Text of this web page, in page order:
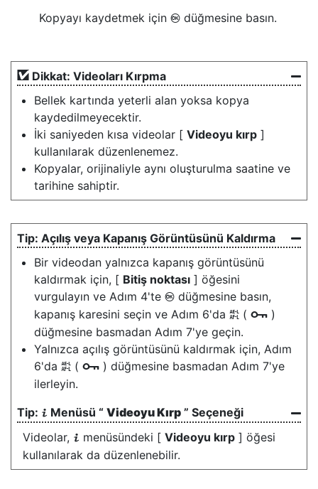
Kopyayı kaydetmek için J düğmesine basın.
Dikkat: Videoları Kırpma
Bellek kartında yeterli alan yoksa kopya
kaydedilmeyecektir.
İki saniyeden kısa videolar [ Videoyu kırp ]
kullanılarak düzenlenemez.
Kopyalar, orijinaliyle aynı oluşturulma saatine ve
tarihine sahiptir.
Açılış veya Kapanış Görüntüsünü Kaldırma
Bir videodan yalnızca kapanış görüntüsünü
kaldırmak için, [ Bitiş noktası ] öğesini
vurgulayın ve Adım 4'te J düğmesine basın,
kapanış karesini seçin ve Adım 6'da A ( g )
düğmesine basmadan Adım 7'ye geçin.
Yalnızca açılış görüntüsünü kaldırmak için, Adım
6'da A ( g ) düğmesine basmadan Adım 7'ye
ilerleyin.
i Menüsü “ Videoyu Kırp ” Seçeneği
Videolar, i menüsündeki [ Videoyu kırp ] öğesi
kullanılarak da düzenlenebilir.